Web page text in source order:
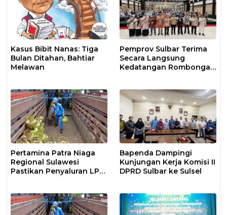
Kasus Bibit Nanas: Tiga
Bulan Ditahan, Bahtiar
Melawan
Pemprov Sulbar Terima
Secara Langsung
Kedatangan Rombongan
Pertamina Patra Niaga
Regional Sulawesi
Pastikan Penyaluran LPG
Pasokan Selama Periode
Hari Raya Idul adha
Bapenda Dampingi
Kunjungan Kerja Komisi II
DPRD Sulbar ke Sulsel